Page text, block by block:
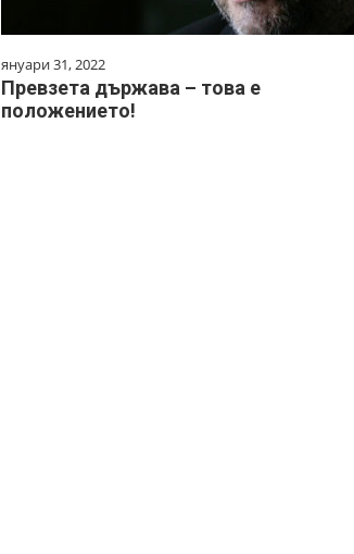
януари 31, 2022
Превзета държава – това е
положението!